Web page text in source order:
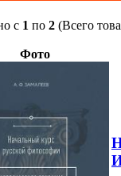
с 1 по 2 (Всего
Фото